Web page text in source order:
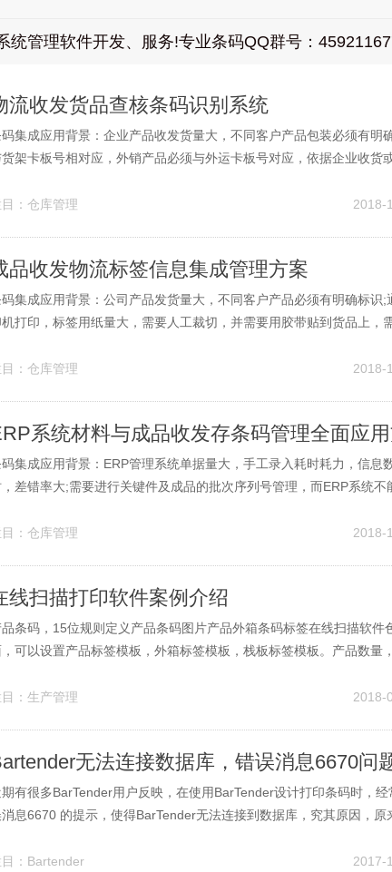
统管理软件开发、服务!专业条码QQ群号：
流收发货品查核条码识别系统
集成应用背景：企业产品收发货量大，不同客户产品包装必须有明
架卡板号相对应，外销产品必须与外运卡板号对应，依据企业收货
货，易出错误，并难于追溯，工作效率低。为此有必要借助专业标签
： 仓库管理 2018-
品收发物流标签信息集成管理方案
集成应用背景：公司产品发货量大，不同客户产品必须有明确标识;
机打印，标签用纸量大，需要人工裁切，并需要用胶带贴到货品上，
标签资料，反应慢，易出错漏等等问题，通过条码技术与ERP集成，
： 仓库管理 2018-
系统材料与成品收发存条码管理全面应
集成应用背景：ERP管理系统单据量大，手工录入耗时耗力，信息
，差错率大;需要进行关键件及成品的批次序列号管理，而ERP系统不
点和整理数据;货品条码标签错乱不规范等等管理问题，需要通过条码
： 仓库管理 2018-
线扫描打印软件案例介绍
品条码，15位规则定义产品条码图片产品外箱条码标签在线扫描软件
可以设置产品标签模板，外箱标签模板，栈板标签模板。产品数量
动打印一个包含所有产品条码明细的二维码标签。同时自动导出
： 生产管理 2018-
有很多BarTender用户反映，在使用BarTender设计打印条码时，经
息6670 的提示，使得BarTender无法连接到数据库，究其原因，原
题：当使用BarTender专业版级以上选择连接数据库，会出现“Bar...
： Bartender 2017-